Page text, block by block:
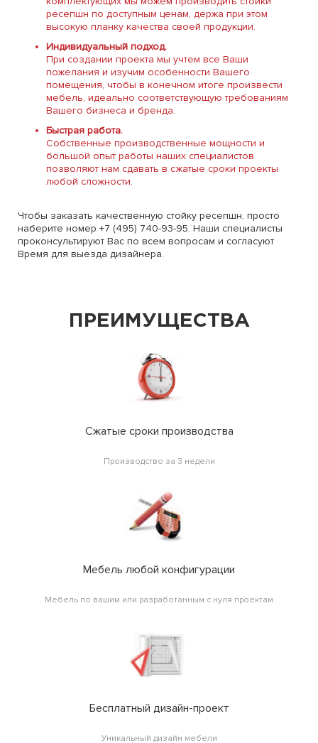
ресепшн по доступным ценам, держа при этом
высокую планку качества своей продукции.
Индивидуальный подход.
При создании проекта мы учтем все Ваши
пожелания и изучим особенности Вашего
помещения, чтобы в конечном итоге произвести
мебель, идеально соответствующую требованиям
Вашего бизнеса и бренда.
Быстрая работа.
Собственные производственные мощности и
большой опыт работы наших специалистов
позволяют нам сдавать в сжатые сроки проекты
любой сложности.
Чтобы заказать качественную стойку ресепшн, просто
наберите номер +7 (495) 740-93-95. Наши специалисты
проконсультируют Вас по всем вопросам и согласуют
Время для выезда дизайнера.
ПРЕИМУЩЕСТВА
Сжатые сроки производства
Производство за 3 недели
Мебель любой конфигурации
Мебель по вашим или разработанным с нуля проектам
Бесплатный дизайн-проект
Уникальный дизайн мебели